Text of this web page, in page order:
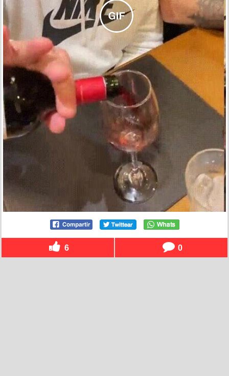
6 0